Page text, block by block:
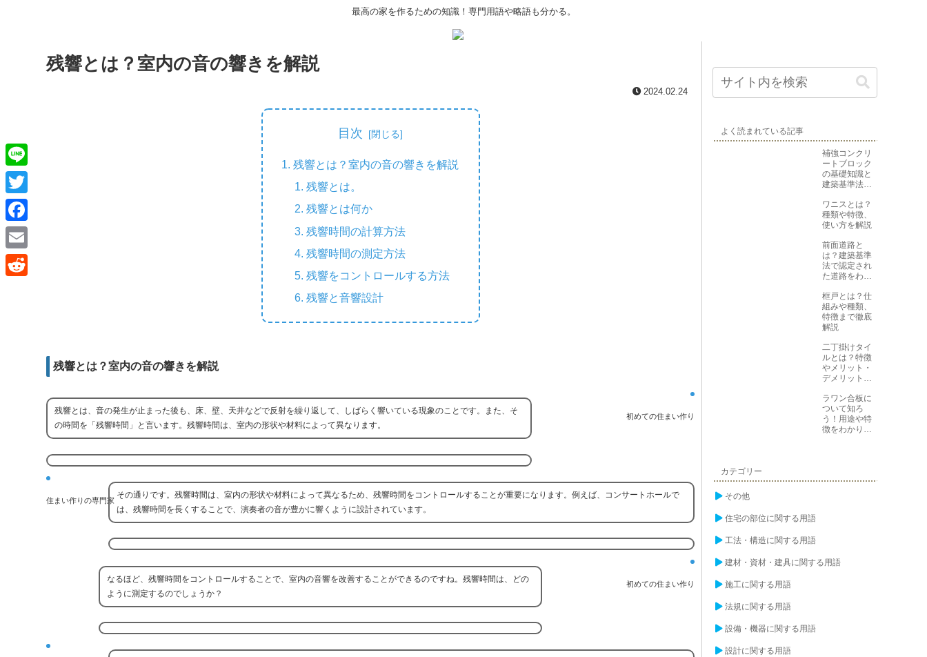
最高の家を作るための知識！専門用語や略語も分かる。
残響とは？室内の音の響きを解説
2024.02.24
目次
残響とは？室内の音の響きを解説
残響とは。
残響とは何か
残響時間の計算方法
残響時間の測定方法
残響をコントロールする方法
残響と音響設計
残響とは？室内の音の響きを解説
初めての住まい作り
残響とは、音の発生が止まった後も、床、壁、天井などで反射を繰り返して、しばらく響いている現象のことです。また、そ
の時間を「残響時間」と言います。残響時間は、室内の形状や材料によって異なります。
住まい作りの専門家
その通りです。残響時間は、室内の形状や材料によって異なるため、残響時間をコントロールすることが重要になります。例えば、コンサートホールで
は、残響時間を長くすることで、演奏者の音が豊かに響くように設計されています。
初めての住まい作り
なるほど、残響時間をコントロールすることで、室内の音響を改善することができるのですね。残響時間は、どの
ように測定するのでしょうか？
よく読まれている記事
補強コンクリ
ートブロック
の基礎知識と
建築基準法上
ワニスとは？
種類や特徴、
使い方を解説
前面道路と
は？建築基準
法で認定され
た道路をわか
框戸とは？仕
組みや種類、
特徴まで徹底
解説
二丁掛けタイ
ルとは？特徴
やメリット・
デメリットを
ラワン合板に
ついて知ろ
う！用途や特
徴をわかりや
カテゴリー
その他
住宅の部位に関する用語
工法・構造に関する用語
建材・資材・建具に関する用語
施工に関する用語
法規に関する用語
設備・機器に関する用語
設計に関する用語
L
i
n
e
T
w
i
t
F
a
c
E